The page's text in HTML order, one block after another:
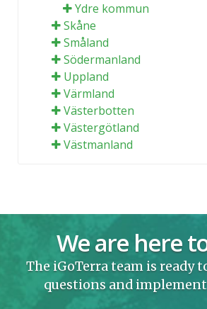
Ydre kommun
Skåne
Småland
Södermanland
Uppland
Värmland
Västerbotten
Västergötland
Västmanland
We are here
The iGoTerra team is ready
questions and